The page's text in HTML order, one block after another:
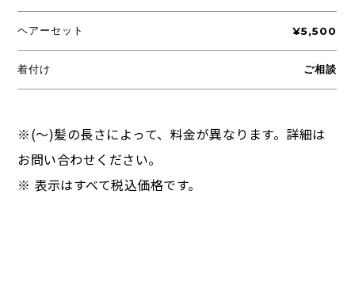
ヘアーセット ¥5,500
着付け ご相談
※(～)髪の長さによって、料金が異なります。詳細は
お問い合わせください。
※ 表示はすべて税込価格です。